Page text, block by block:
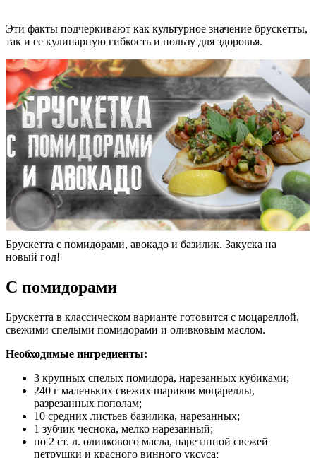
Эти факты подчеркивают как культурное значение брускетты,
так и ее кулинарную гибкость и пользу для здоровья.
Брускетта с помидорами, авокадо и базилик. Закуска на
новый год!
С помидорами
Брускетта в классическом варианте готовится с моцареллой,
свежими спелыми помидорами и оливковым маслом.
Необходимые ингредиенты:
3 крупных спелых помидора, нарезанных кубиками;
240 г маленьких свежих шариков моцареллы,
разрезанных пополам;
10 средних листьев базилика, нарезанных;
1 зубчик чеснока, мелко нарезанный;
по 2 ст. л. оливкового масла, нарезанной свежей
петрушки и красного винного уксуса;